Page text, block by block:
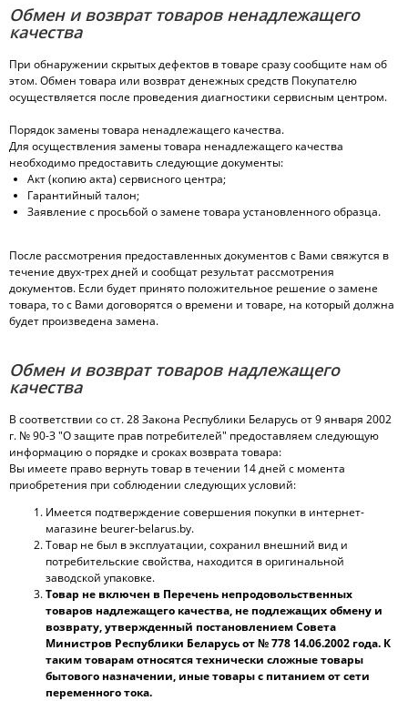
Обмен и возврат товаров ненадлежащего
качества
При обнаружении скрытых дефектов в товаре сразу сообщите нам об
этом. Обмен товара или возврат денежных средств Покупателю
осуществляется после проведения диагностики сервисным центром.
Порядок замены товара ненадлежащего качества.
Для осуществления замены товара ненадлежащего качества
необходимо предоставить следующие документы:
Акт (копию акта) сервисного центра;
Гарантийный талон;
Заявление с просьбой о замене товара установленного образца.
После рассмотрения предоставленных документов с Вами свяжутся в
течение двух-трех дней и сообщат результат рассмотрения
документов. Если будет принято положительное решение о замене
товара, то с Вами договорятся о времени и товаре, на который должна
будет произведена замена.
Обмен и возврат товаров надлежащего
качества
В соответствии со ст. 28 Закона Республики Беларусь от 9 января 2002
г. № 90-З "О защите прав потребителей" предоставляем следующую
информацию о порядке и сроках возврата товара:
Вы имеете право вернуть товар в течении 14 дней с момента
приобретения при соблюдении следующих условий:
Имеется подтверждение совершения покупки в интернет-
магазине beurer-belarus.by.
Товар не был в эксплуатации, сохранил внешний вид и
потребительские свойства, находится в оригинальной
заводской упаковке.
Товар не включен в Перечень непродовольственных
товаров надлежащего качества, не подлежащих обмену и
возврату, утвержденный постановлением Совета
Министров Республики Беларусь от № 778 14.06.2002 года. К
таким товарам относятся технически сложные товары
бытового назначении, иные товары с питанием от сети
переменного тока.